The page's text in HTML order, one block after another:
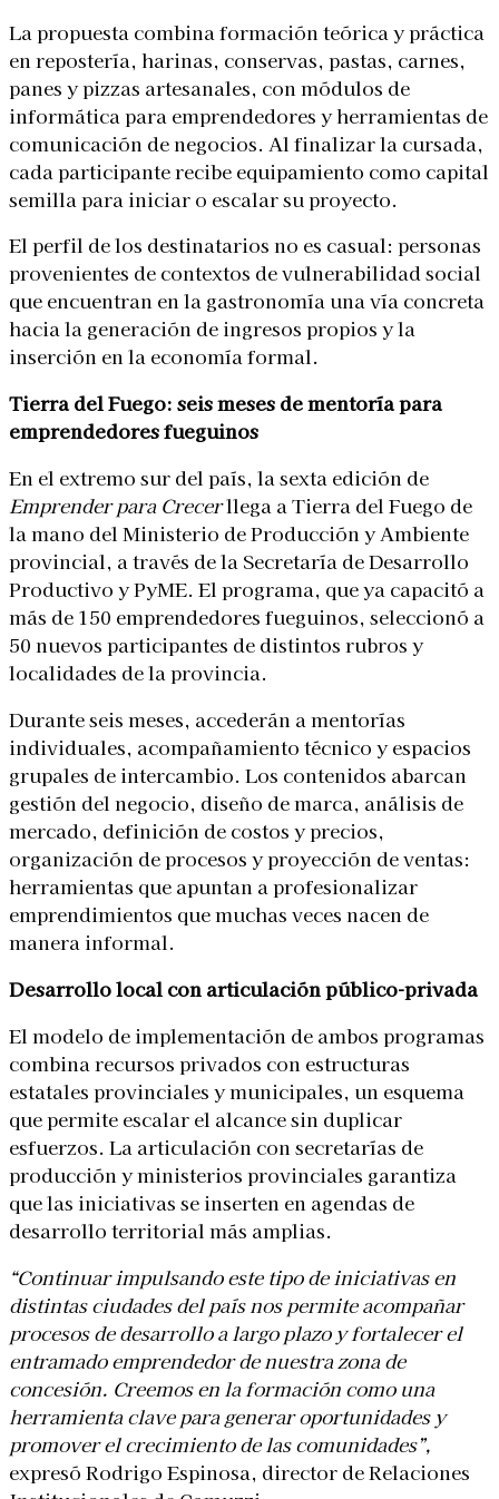
La propuesta combina formación teórica y práctica
en repostería, harinas, conservas, pastas, carnes,
panes y pizzas artesanales, con módulos de
informática para emprendedores y herramientas de
comunicación de negocios. Al finalizar la cursada,
cada participante recibe equipamiento como capital
semilla para iniciar o escalar su proyecto.
El perfil de los destinatarios no es casual: personas
provenientes de contextos de vulnerabilidad social
que encuentran en la gastronomía una vía concreta
hacia la generación de ingresos propios y la
inserción en la economía formal.
Tierra del Fuego: seis meses de mentoría para
emprendedores fueguinos
En el extremo sur del país, la sexta edición de
Emprender para Crecerllega a Tierra del Fuego de
la mano del Ministerio de Producción y Ambiente
provincial, a través de la Secretaría de Desarrollo
Productivo y PyME. El programa, que ya capacitó a
más de 150 emprendedores fueguinos, seleccionó a
50 nuevos participantes de distintos rubros y
localidades de la provincia.
Durante seis meses, accederán a mentorías
individuales, acompañamiento técnico y espacios
grupales de intercambio. Los contenidos abarcan
gestión del negocio, diseño de marca, análisis de
mercado, definición de costos y precios,
organización de procesos y proyección de ventas:
herramientas que apuntan a profesionalizar
emprendimientos que muchas veces nacen de
manera informal.
Desarrollo local con articulación público-privada
El modelo de implementación de ambos programas
combina recursos privados con estructuras
estatales provinciales y municipales, un esquema
que permite escalar el alcance sin duplicar
esfuerzos. La articulación con secretarías de
producción y ministerios provinciales garantiza
que las iniciativas se inserten en agendas de
desarrollo territorial más amplias.
“Continuar impulsando este tipo de iniciativas en
distintas ciudades del país nos permite acompañar
procesos de desarrollo a largo plazo y fortalecer el
entramado emprendedor de nuestra zona de
concesión. Creemos en la formación como una
herramienta clave para generar oportunidades y
promover el crecimiento de las comunidades”,
expresó Rodrigo Espinosa, director de Relaciones